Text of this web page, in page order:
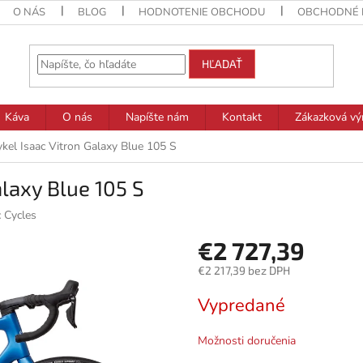
O NÁS BLOG HODNOTENIE OBCHODU OBCHODNÉ
HĽADAŤ
Káva O nás Napíšte nám Kontakt
Zákazková
Isaac Vitron Galaxy Blue 105 S
Blue 105 S
Cycles
€2 727,39
€2 217,39 bez DPH
cena:
Vypredané
Možnosti doručenia